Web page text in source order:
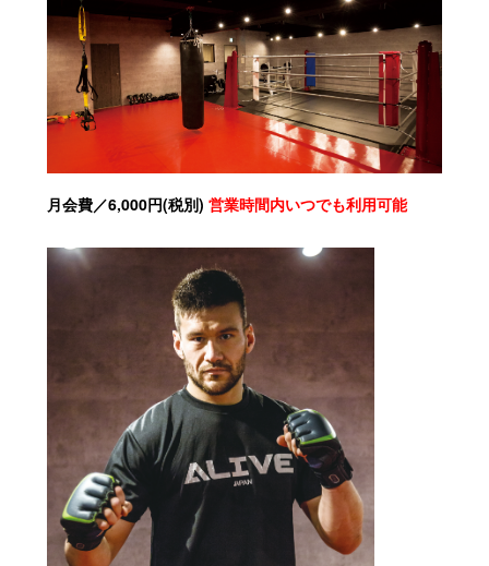
月会費／6,000円(税別) 営業時間内いつでも利用可能